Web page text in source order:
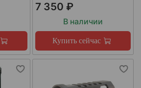
7 350 ₽
В наличии
Купить сейчас